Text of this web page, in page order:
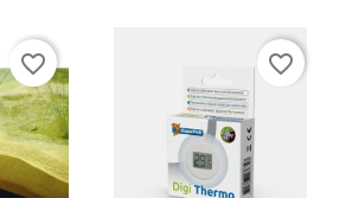
favorite_border favorite_border